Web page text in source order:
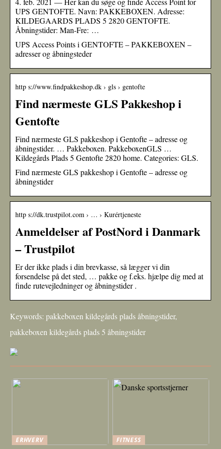
UPS GENTOFTE. Navn: PAKKEBOXEN. Adresse:
KILDEGAARDS PLADS 5 2820 GENTOFTE.
Åbningstider: Man-Fre: …
UPS Access Points i GENTOFTE – PAKKEBOXEN –
adresser og åbningsteder
http s://www.findpakkeshop.dk › gls › gentofte
Find nærmeste GLS Pakkeshop i
Gentofte
Find nærmeste GLS pakkeshop i Gentofte – adresse og
åbningstider. … Pakkeboxen. PakkeboxenGLS …
Kildegårds Plads 5 Gentofte 2820 home. Categories: GLS.
Find nærmeste GLS pakkeshop i Gentofte – adresse og
åbningstider
http s://dk.trustpilot.com › … › Kurértjeneste
Anmeldelser af PostNord i Danmark
– Trustpilot
Er der ikke plads i din brevkasse, så lægger vi din
forsendelse på det sted, … pakke og f.eks. hjælpe dig med at
finde rutevejledninger og åbningstider .
Keywords: pakkeboxen kildegårds plads åbningstider,
pakkeboxen kildegårds plads 5 åbningstider
ERHVERV FITNESS